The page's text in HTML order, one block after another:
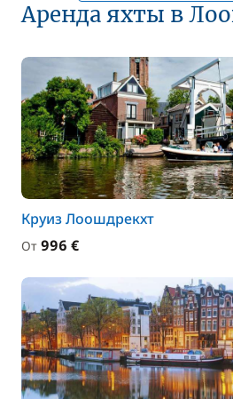
Аренда яхты в
Круиз Лоошдрекхт
От 996 €